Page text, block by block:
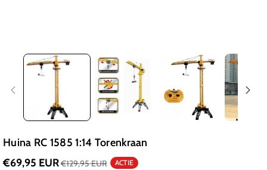
Huina RC 1585 1:14 Torenkraan
€69,95 EUR€129,95 EUR ACTIE